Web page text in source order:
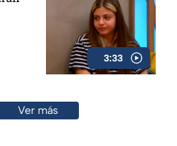
3:33
Ver más